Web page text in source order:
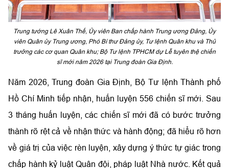
Trung tướng Lê Xuân Thế, Ủy viên Ban chấp hành Trung ương Đảng, Ủy
viên Quân ủy Trung ương, Phó Bí thư Đảng ủy, Tư lệnh Quân khu và Thủ
trưởng các cơ quan Quân khu; Bộ Tư lệnh TPHCM dự Lễ tuyên thệ chiến
sĩ mới năm 2026 tại Trung đoàn Gia Định.
Năm 2026, Trung đoàn Gia Định, Bộ Tư lệnh Thành phố
Hồ Chí Minh tiếp nhận, huấn luyện 556 chiến sĩ mới. Sau
3 tháng huấn luyện, các chiến sĩ mới đã có bước trưởng
thành rõ rệt cả về nhận thức và hành động; đã hiểu rõ hơn
về giá trị của việc rèn luyện, xây dựng ý thức tự giác trong
chấp hành kỷ luật Quân đội, pháp luật Nhà nước. Kết quả